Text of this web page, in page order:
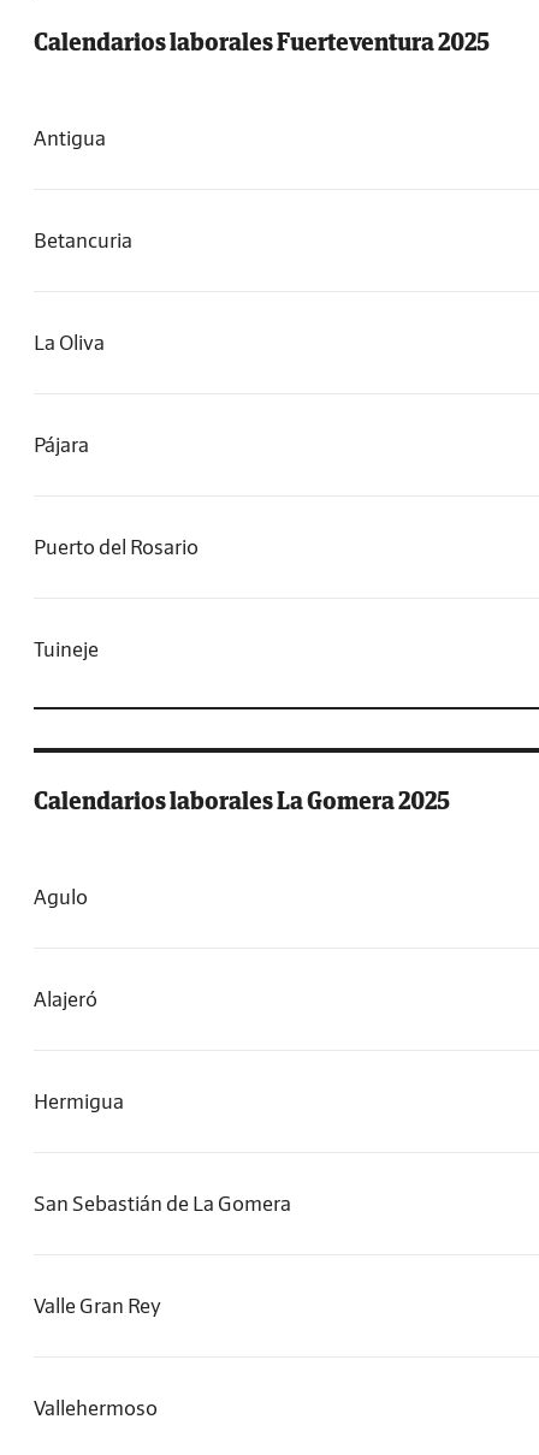
Calendarios laborales Fuerteventura 2025
Antigua
Betancuria
La Oliva
Pájara
Puerto del Rosario
Tuineje
Calendarios laborales La Gomera 2025
Agulo
Alajeró
Hermigua
San Sebastián de La Gomera
Valle Gran Rey
Vallehermoso